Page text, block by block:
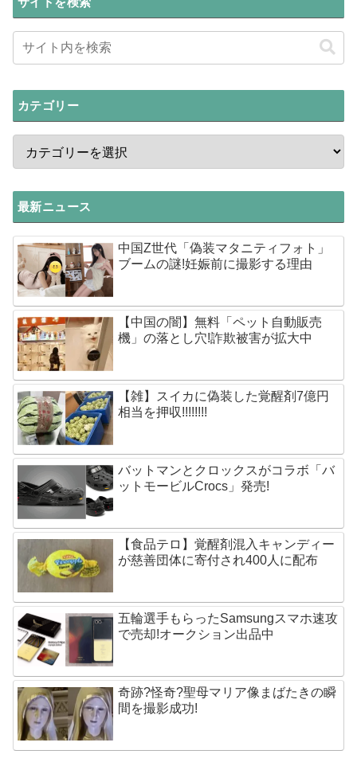
カテゴリー
最新ニュース
中国Z世代「偽装マタニティフォト」
ブームの謎!妊娠前に撮影する理由
【中国の闇】無料「ペット自動販売
機」の落とし穴!詐欺被害が拡大中
【雑】スイカに偽装した覚醒剤7億円
相当を押収!!!!!!!!
バットマンとクロックスがコラボ「バ
ットモービルCrocs」発売!
【食品テロ】覚醒剤混入キャンディー
が慈善団体に寄付され400人に配布
五輪選手もらったSamsungスマホ速攻
で売却!オークション出品中
奇跡?怪奇?聖母マリア像まばたきの瞬
間を撮影成功!